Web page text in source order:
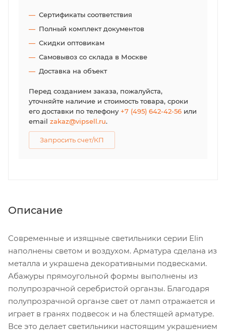
Сертификаты соответствия
Полный комплект документов
Скидки оптовикам
Самовывоз со склада в Москве
Доставка на объект
Перед созданием заказа, пожалуйста,
уточняйте наличие и стоимость товара, сроки
его доставки по телефону+7 (495) 642-42-56 или
email zakaz@vipsell.ru.
Запросить счет/КП
Описание
Современные и изящные светильники серии Elin
наполнены светом и воздухом. Арматура сделана из
металла и украшена декоративными подвесками.
Абажуры прямоугольной формы выполнены из
полупрозрачной серебристой органзы. Благодаря
полупрозрачной органзе свет от ламп отражается и
играет в гранях подвесок и на блестящей арматуре.
Все это делает светильники настоящим украшением